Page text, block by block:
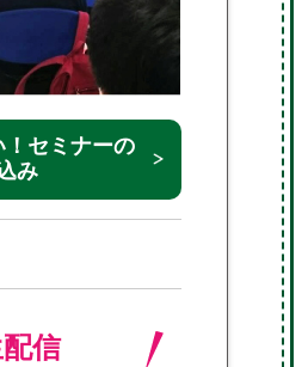
セミナーの
み
信